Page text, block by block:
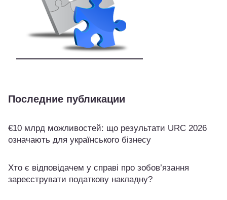
Последние публикации
€10 млрд можливостей: що результати URC 2026
означають для українського бізнесу
Хто є відповідачем у справі про зобов’язання
зареєструвати податкову накладну?